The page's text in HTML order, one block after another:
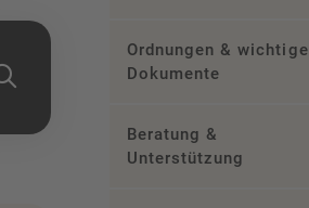
Ordnungen & wichtige
Dokumente
Beratung &
Unterstützung